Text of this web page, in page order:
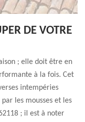
DE VOTRE
; elle doit être en
à la fois. Cet
intempéries
les mousses et les
; il est à noter